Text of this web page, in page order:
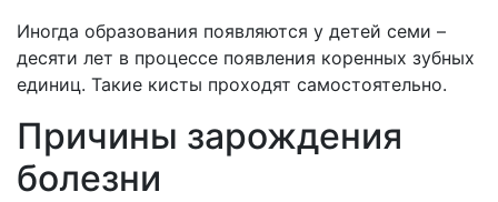
Иногда образования появляются у детей семи –
десяти лет в процессе появления коренных зубных
единиц. Такие кисты проходят самостоятельно.
Причины зарождения
болезни